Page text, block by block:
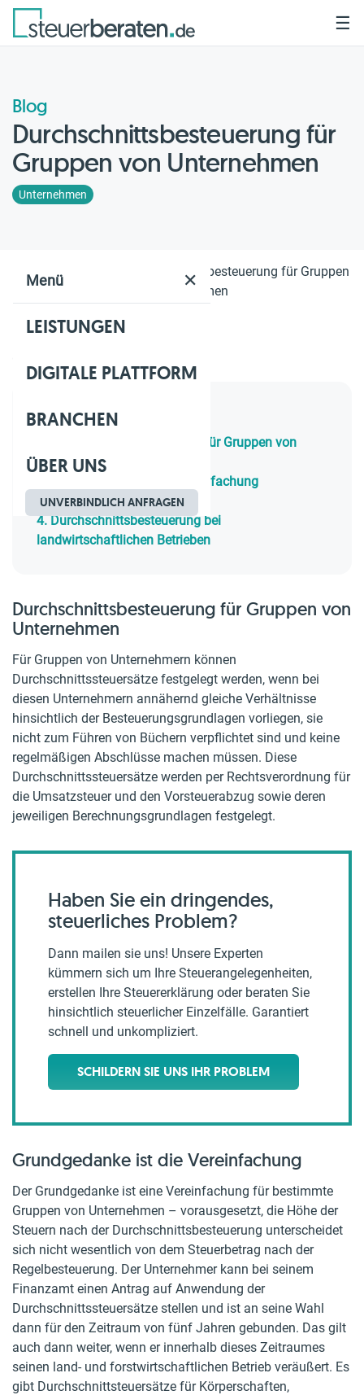
Menü ✕
LEISTUNGEN
DIGITALE PLATTFORM
BRANCHEN
ÜBER UNS
UNVERBINDLICH ANFRAGEN
☰
Blog
Durchschnittsbesteuerung für
Gruppen von Unternehmen
Unternehmen
Home
Durchschnittsbesteuerung für Gruppen
von Unternehmen
Inhaltsverzeichnis
Durchschnittsbesteuerung für Gruppen von
Unternehmen
Grundgedanke ist die Vereinfachung
3. Die konkreten Werte
4. Durchschnittsbesteuerung bei
landwirtschaftlichen Betrieben
Durchschnittsbesteuerung für Gruppen von
Unternehmen
Für Gruppen von Unternehmern können
Durchschnittssteuersätze festgelegt werden, wenn bei
diesen Unternehmern annähernd gleiche Verhältnisse
hinsichtlich der Besteuerungsgrundlagen vorliegen, sie
nicht zum Führen von Büchern verpflichtet sind und keine
regelmäßigen Abschlüsse machen müssen. Diese
Durchschnittssteuersätze werden per Rechtsverordnung für
die Umsatzsteuer und den Vorsteuerabzug sowie deren
jeweiligen Berechnungsgrundlagen festgelegt.
Haben Sie ein dringendes,
steuerliches Problem?
Dann mailen sie uns! Unsere Experten
kümmern sich um Ihre Steuerangelegenheiten,
erstellen Ihre Steuererklärung oder beraten Sie
hinsichtlich steuerlicher Einzelfälle. Garantiert
schnell und unkompliziert.
SCHILDERN SIE UNS IHR PROBLEM
Grundgedanke ist die Vereinfachung
Der Grundgedanke ist eine Vereinfachung für bestimmte
Gruppen von Unternehmen – vorausgesetzt, die Höhe der
Steuern nach der Durchschnittsbesteuerung unterscheidet
sich nicht wesentlich von dem Steuerbetrag nach der
Regelbesteuerung. Der Unternehmer kann bei seinem
Finanzamt einen Antrag auf Anwendung der
Durchschnittssteuersätze stellen und ist an seine Wahl
dann für den Zeitraum von fünf Jahren gebunden. Das gilt
auch dann weiter, wenn er innerhalb dieses Zeitraumes
seinen land- und forstwirtschaftlichen Betrieb veräußert. Es
gibt Durchschnittsteuersätze für Körperschaften,